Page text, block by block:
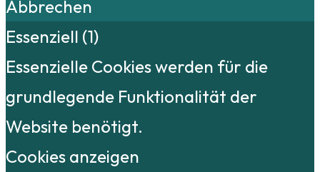
Abbrechen
Essenziell (1)
Essenzielle Cookies werden für die
grundlegende Funktionalität der
Website benötigt.
Cookies anzeigen